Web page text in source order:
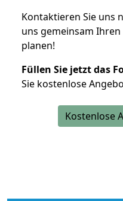
Kontaktieren Sie uns
uns gemeinsam
planen!
Füllen Sie jetzt das
Sie kostenlose
Kostenlose